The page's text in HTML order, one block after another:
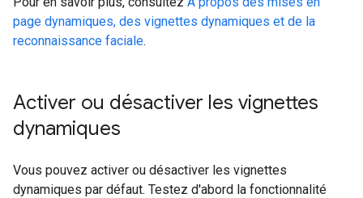
page dynamiques, des vignettes dynamiques et de la
reconnaissance faciale.
Activer ou désactiver les vignettes
dynamiques
Vous pouvez activer ou désactiver les vignettes
dynamiques par défaut. Testez d'abord la fonctionnalité